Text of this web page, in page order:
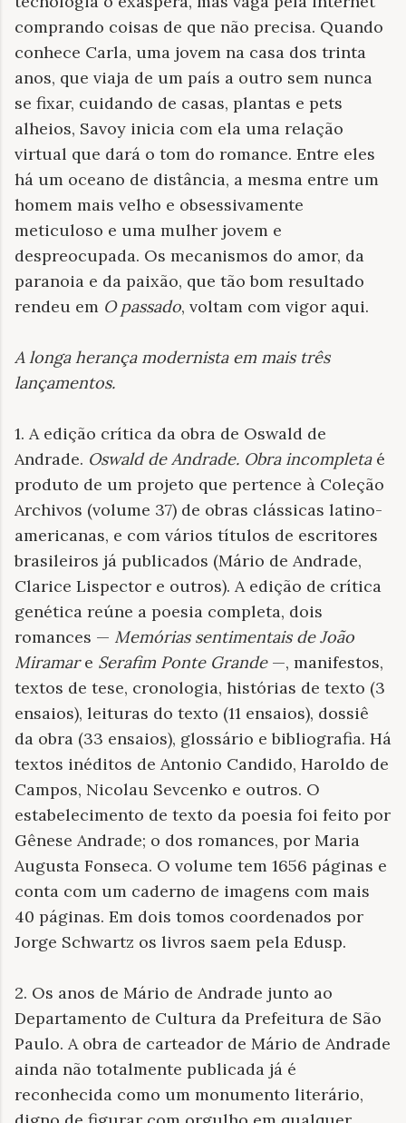
comprando coisas de que não precisa. Quando
conhece Carla, uma jovem na casa dos trinta
anos, que viaja de um país a outro sem nunca
se fixar, cuidando de casas, plantas e pets
alheios, Savoy inicia com ela uma relação
virtual que dará o tom do romance. Entre eles
há um oceano de distância, a mesma entre um
homem mais velho e obsessivamente
meticuloso e uma mulher jovem e
despreocupada. Os mecanismos do amor, da
paranoia e da paixão, que tão bom resultado
rendeu em O passado, voltam com vigor aqui.
A longa herança modernista em mais três
lançamentos.
1. A edição crítica da obra de Oswald de
Andrade. Oswald de Andrade. Obra incompletaé
produto de um projeto que pertence à Coleção
Archivos (volume 37) de obras clássicas latino-
americanas, e com vários títulos de escritores
brasileiros já publicados (Mário de Andrade,
Clarice Lispector e outros). A edição de crítica
genética reúne a poesia completa, dois
romances — Memórias sentimentais de João
Miramare Serafim Ponte Grande—, manifestos,
textos de tese, cronologia, histórias de texto (3
ensaios), leituras do texto (11 ensaios), dossiê
da obra (33 ensaios), glossário e bibliografia. Há
textos inéditos de Antonio Candido, Haroldo de
Campos, Nicolau Sevcenko e outros. O
estabelecimento de texto da poesia foi feito por
Gênese Andrade; o dos romances, por Maria
Augusta Fonseca. O volume tem 1656 páginas e
conta com um caderno de imagens com mais
40 páginas. Em dois tomos coordenados por
Jorge Schwartz os livros saem pela Edusp.
2. Os anos de Mário de Andrade junto ao
Departamento de Cultura da Prefeitura de São
Paulo. A obra de carteador de Mário de Andrade
ainda não totalmente publicada já é
reconhecida como um monumento literário,